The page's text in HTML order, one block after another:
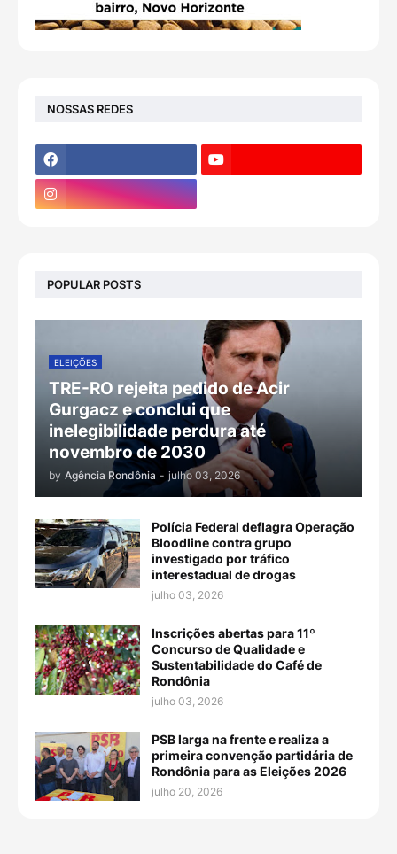
NOSSAS REDES
POPULAR POSTS
ELEIÇÕES
TRE-RO rejeita pedido de Acir
Gurgacz e conclui que
inelegibilidade perdura até
novembro de 2030
by Agência Rondônia - julho 03, 2026
Polícia Federal deflagra Operação
Bloodline contra grupo
investigado por tráfico
interestadual de drogas
julho 03, 2026
Inscrições abertas para 11º
Concurso de Qualidade e
Sustentabilidade do Café de
Rondônia
julho 03, 2026
PSB larga na frente e realiza a
primeira convenção partidária de
Rondônia para as Eleições 2026
julho 20, 2026